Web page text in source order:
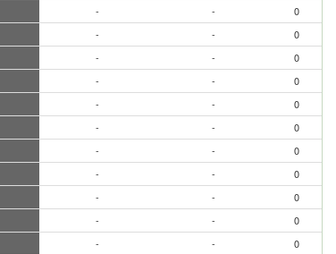
- -
0
- -
0
- -
0
- -
0
- -
0
- -
0
- -
0
- -
0
- -
0
- -
0
- -
0